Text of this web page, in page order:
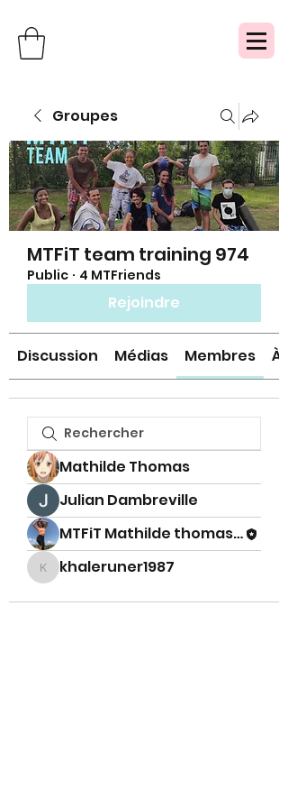
Groupes
MTFiT team training 974
Public · 4 MTFriends
Rejoindre
Discussion Médias Membres À
Mathilde Thomas
Julian Dambreville
MTFiT Mathilde thomas fitness
khaleruner1987
khaleruner1987